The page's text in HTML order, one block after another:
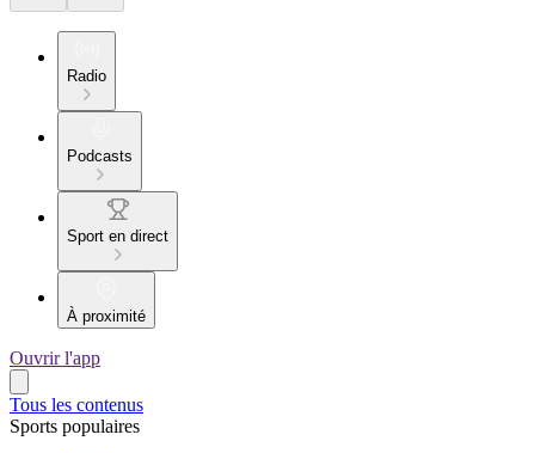
Radio
Podcasts
Sport en direct
À proximité
Ouvrir l'app
Tous les contenus
Sports populaires